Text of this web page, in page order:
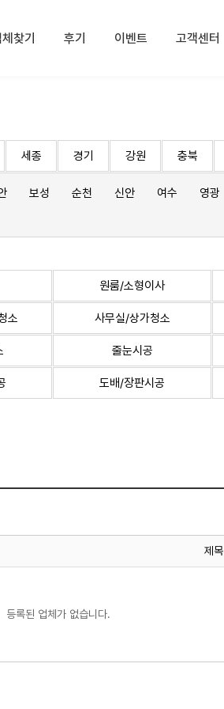
찾기 후기 이벤트 고객센터
세종 경기 강원 충북
보성 순천 신안 여수 영광
원룸/소형이사
소 사무실/상가청소
줄눈시공
도배/장판시공
제목
등록된 업체가 없습니다.